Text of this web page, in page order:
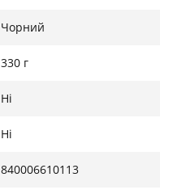
Чорний
330 г
Ні
Ні
840006610113